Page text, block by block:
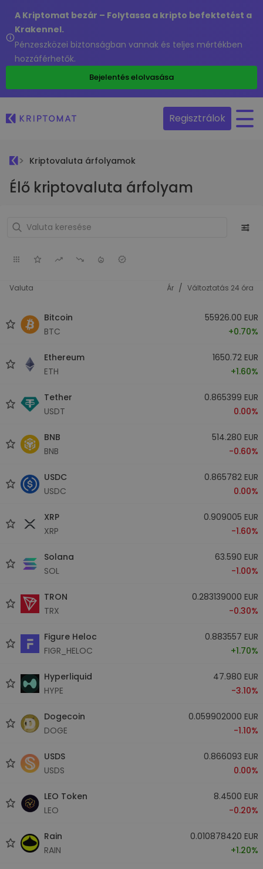
A Kriptomat bezár – Folytassa a kripto befektetést a
Krakennel.
Pénzeszközei biztonságban vannak és teljes mértékben
hozzáférhetők.
Bejelentés elolvasása
Regisztrálok
Kriptovaluta árfolyamok
Élő kriptovaluta árfolyam
Valuta Ár / Változtatás 24 óra
Bitcoin
BTC
55926.00 EUR
+0.70%
Ethereum
ETH
1650.72 EUR
+1.60%
Tether
USDT
0.865399 EUR
0.00%
BNB
BNB
514.280 EUR
-0.60%
USDC
USDC
0.865782 EUR
0.00%
XRP
XRP
0.909005 EUR
-1.60%
Solana
SOL
63.590 EUR
-1.00%
TRON
TRX
0.283139000 EUR
-0.30%
Figure Heloc
FIGR_HELOC
0.883557 EUR
+1.70%
Hyperliquid
HYPE
47.980 EUR
-3.10%
Dogecoin
DOGE
0.059902000 EUR
-1.10%
USDS
USDS
0.866093 EUR
0.00%
LEO Token
LEO
8.4500 EUR
-0.20%
Rain
RAIN
0.010878420 EUR
+1.20%